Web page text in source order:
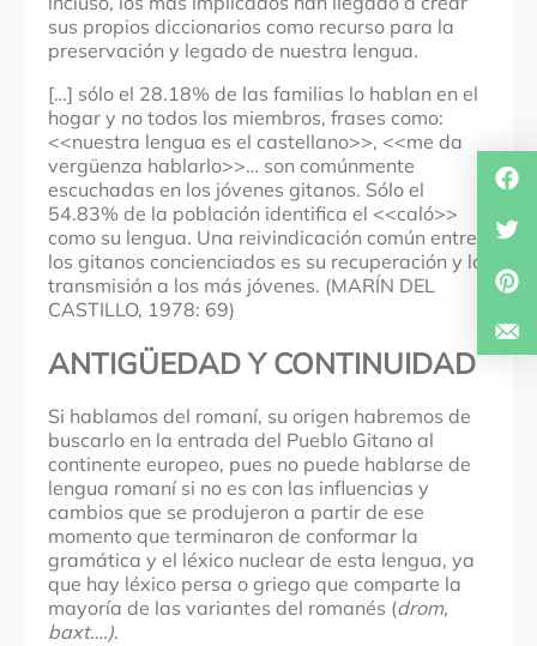
sus propios diccionarios como recurso para la
preservación y legado de nuestra lengua.
[…] sólo el 28.18% de las familias lo hablan en el
hogar y no todos los miembros, frases como:
<<nuestra lengua es el castellano>>, <<me da
vergüenza hablarlo>>… son comúnmente
escuchadas en los jóvenes gitanos. Sólo el
54.83% de la población identifica el <<caló>>
como su lengua. Una reivindicación común entre
los gitanos concienciados es su recuperación y la
transmisión a los más jóvenes. (MARÍN DEL
CASTILLO, 1978: 69)
ANTIGÜEDAD Y CONTINUIDAD
Si hablamos del romaní, su origen habremos de
buscarlo en la entrada del Pueblo Gitano al
continente europeo, pues no puede hablarse de
lengua romaní si no es con las influencias y
cambios que se produjeron a partir de ese
momento que terminaron de conformar la
gramática y el léxico nuclear de esta lengua, ya
que hay léxico persa o griego que comparte la
mayoría de las variantes del romanés (drom,
baxt….).